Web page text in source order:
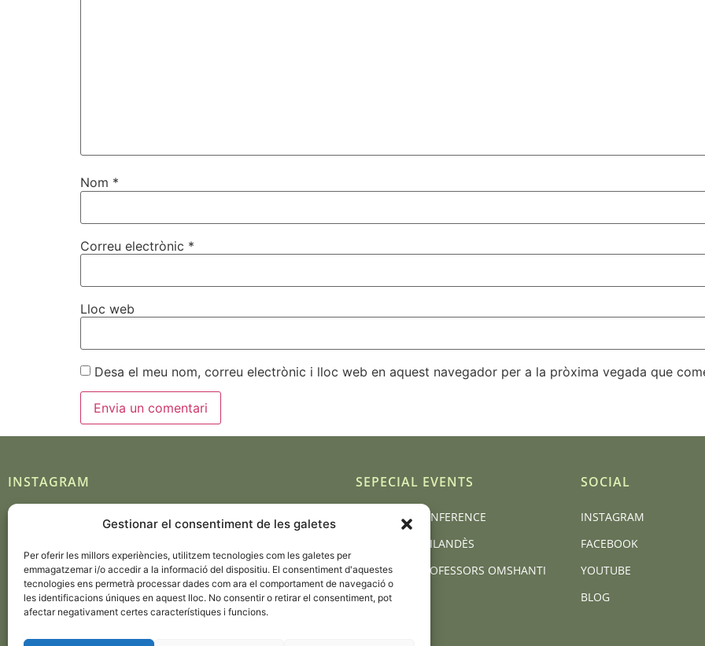
Gestionar el consentiment de les galetes
Per oferir les millors experiències, utilitzem tecnologies com les galetes per
emmagatzemar i/o accedir a la informació del dispositiu. El consentiment d'aquestes
tecnologies ens permetrà processar dades com ara el comportament de navegació o
les identificacions úniques en aquest lloc. No consentir o retirar el consentiment, pot
afectar negativament certes característiques i funcions.
Nom *
Correu electrònic *
Lloc web
Desa el meu nom, correu electrònic i lloc web en aquest navegador per a la pròxima vegada que
INSTAGRAM
Seguir en Instagram
SEPECIAL EVENTS
BCN YOGA CONFERENCE
MASSATGE TAILANDÈS
FORMACIÓ PROFESSORS OMSHANTI
SOCIAL
INSTAGRAM
FACEBOOK
YOUTUBE
BLOG